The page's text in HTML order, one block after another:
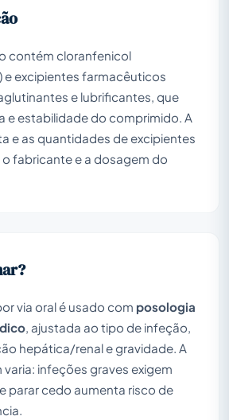
contém cloranfenicol
e excipientes farmacêuticos
e lubrificantes, que
e estabilidade do comprimido. A
e as quantidades de excipientes
fabricante e a dosagem do
via oral é usado com posologia
, ajustada ao tipo de infeção,
hepática/renal e gravidade. A
infeções graves exigem
parar cedo aumenta risco de